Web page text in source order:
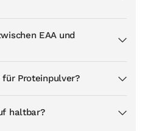
EAA und
Proteinpulver?
haltbar?